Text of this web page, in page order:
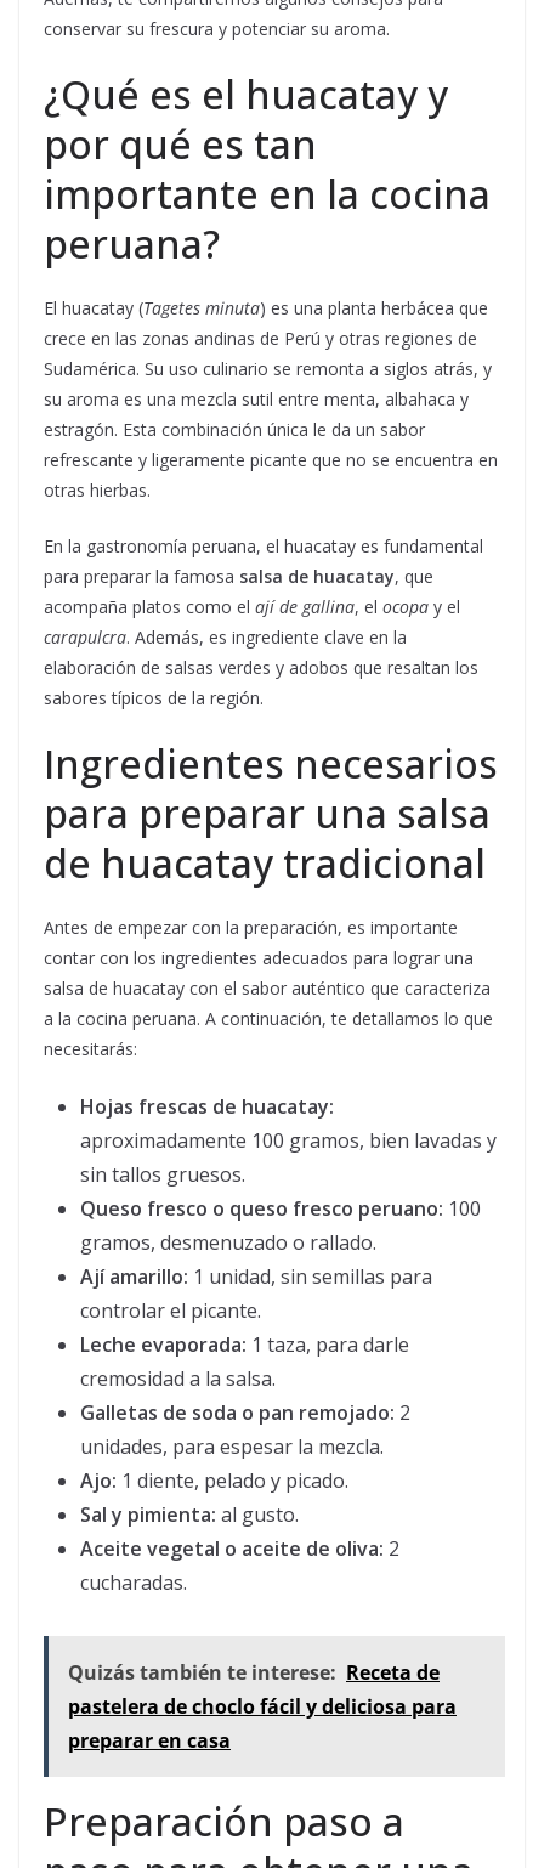
conservar su frescura y potenciar su aroma.
¿Qué es el huacatay y
por qué es tan
importante en la cocina
peruana?
El huacatay (Tagetes minuta) es una planta herbácea que
crece en las zonas andinas de Perú y otras regiones de
Sudamérica. Su uso culinario se remonta a siglos atrás, y
su aroma es una mezcla sutil entre menta, albahaca y
estragón. Esta combinación única le da un sabor
refrescante y ligeramente picante que no se encuentra en
otras hierbas.
En la gastronomía peruana, el huacatay es fundamental
para preparar la famosa salsa de huacatay, que
acompaña platos como el ají de gallina, el ocopa y el
carapulcra. Además, es ingrediente clave en la
elaboración de salsas verdes y adobos que resaltan los
sabores típicos de la región.
Ingredientes necesarios
para preparar una salsa
de huacatay tradicional
Antes de empezar con la preparación, es importante
contar con los ingredientes adecuados para lograr una
salsa de huacatay con el sabor auténtico que caracteriza
a la cocina peruana. A continuación, te detallamos lo que
necesitarás:
Hojas frescas de huacatay:
aproximadamente 100 gramos, bien lavadas y
sin tallos gruesos.
Queso fresco o queso fresco peruano: 100
gramos, desmenuzado o rallado.
Ají amarillo: 1 unidad, sin semillas para
controlar el picante.
Leche evaporada: 1 taza, para darle
cremosidad a la salsa.
Galletas de soda o pan remojado: 2
unidades, para espesar la mezcla.
Ajo: 1 diente, pelado y picado.
Sal y pimienta: al gusto.
Aceite vegetal o aceite de oliva: 2
cucharadas.
Quizás también te interese: Receta de
pastelera de choclo fácil y deliciosa para
preparar en casa
Preparación paso a